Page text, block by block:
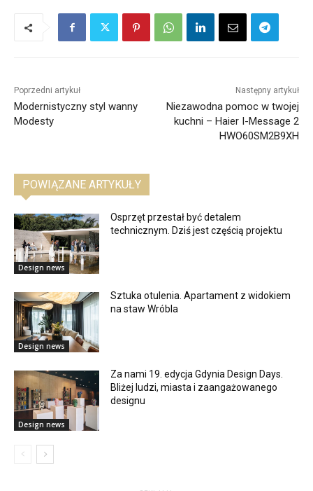
Poprzedni artykuł
Modernistyczny styl wanny
Modesty
Następny artykuł
Niezawodna pomoc w twojej
kuchni – Haier I-Message 2
HWO60SM2B9XH
POWIĄZANE ARTYKUŁY
Design news
Osprzęt przestał być detalem
technicznym. Dziś jest częścią projektu
Design news
Sztuka otulenia. Apartament z widokiem
na staw Wróbla
Design news
Za nami 19. edycja Gdynia Design Days.
Bliżej ludzi, miasta i zaangażowanego
designu